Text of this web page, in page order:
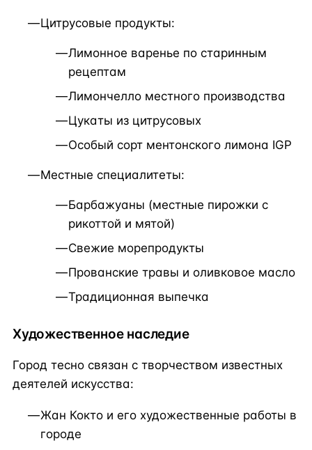
Цитрусовые продукты:
Лимонное варенье по старинным
рецептам
Лимончелло местного производства
Цукаты из цитрусовых
Особый сорт ментонского лимона IGP
Местные специалитеты:
Барбажуаны (местные пирожки с
рикоттой и мятой)
Свежие морепродукты
Прованские травы и оливковое масло
Традиционная выпечка
Художественное наследие
Город тесно связан с творчеством известных
деятелей искусства:
Жан Кокто и его художественные работы в
городе